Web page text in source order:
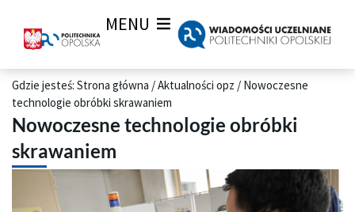
MENU
Gdzie jesteś: Strona główna /Aktualności opz / Nowoczesne
technologie obróbki skrawaniem
Nowoczesne technologie obróbki
skrawaniem